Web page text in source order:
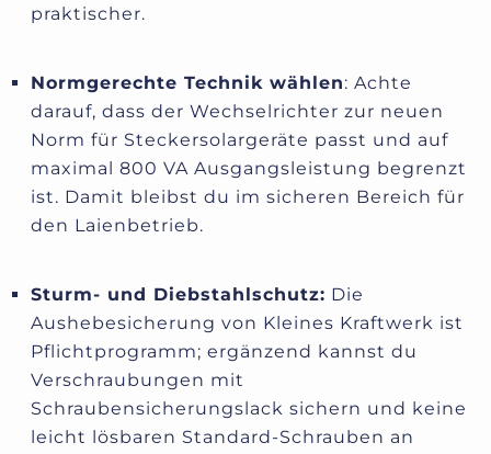
praktischer.
Normgerechte Technik wählen: Achte
darauf, dass der Wechselrichter zur neuen
Norm für Steckersolargeräte passt und auf
maximal 800 VA Ausgangsleistung begrenzt
ist. Damit bleibst du im sicheren Bereich für
den Laienbetrieb.
Sturm- und Diebstahlschutz: Die
Aushebesicherung von Kleines Kraftwerk ist
Pflichtprogramm; ergänzend kannst du
Verschraubungen mit
Schraubensicherungslack sichern und keine
leicht lösbaren Standard-Schrauben an